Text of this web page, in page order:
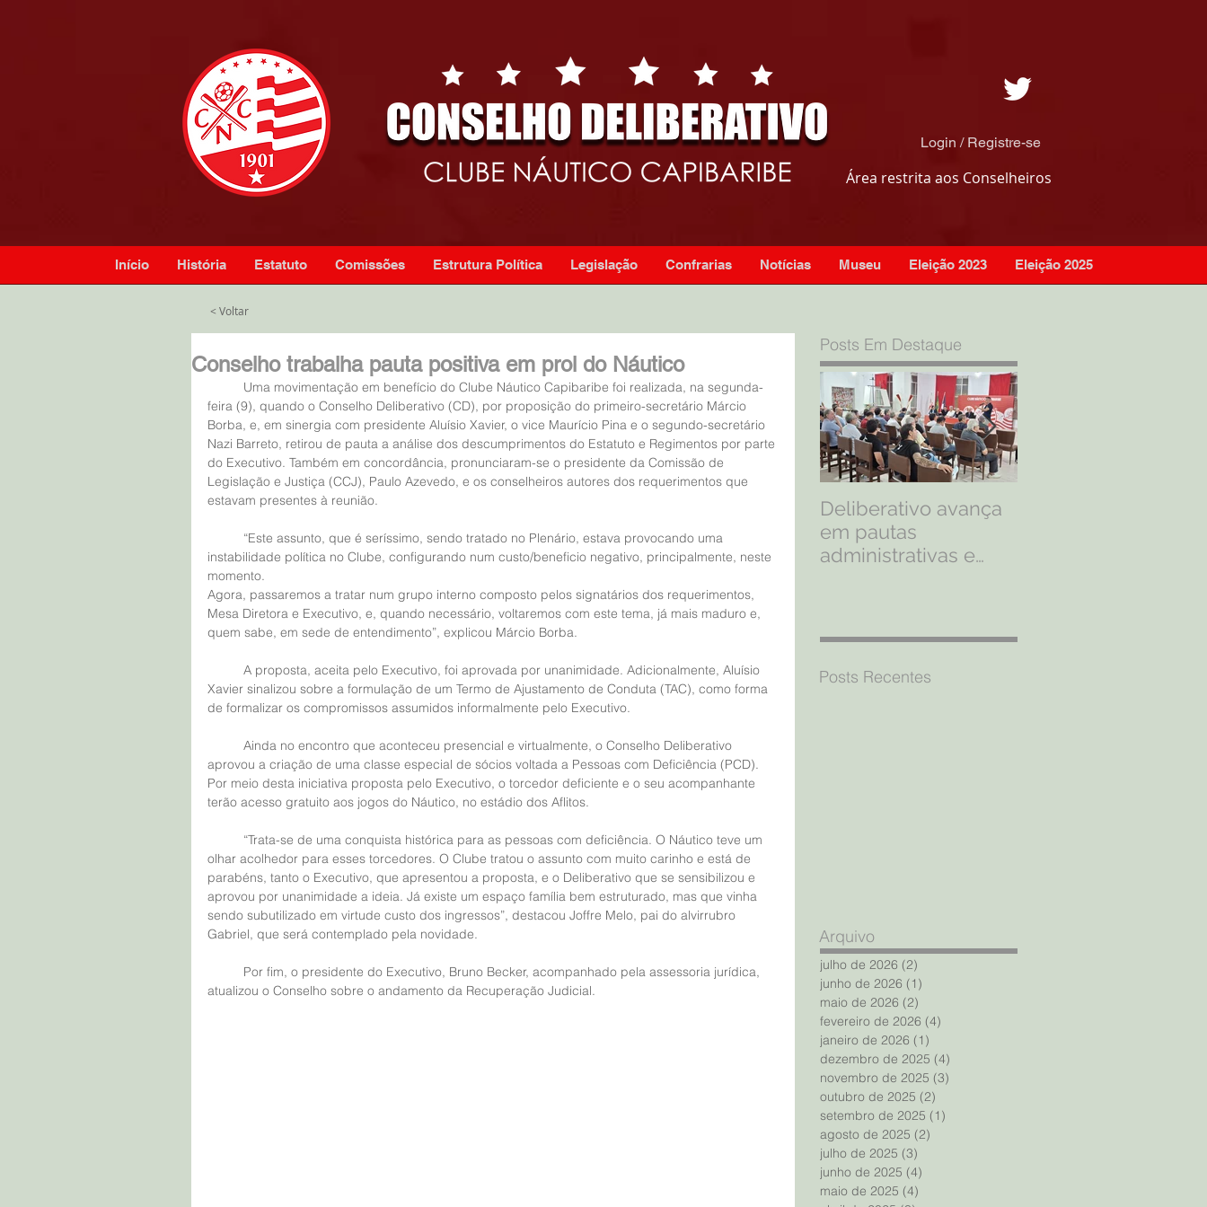
Login / Registre-se
Área restrita aos Conselheiros
Início História Estatuto Comissões Estrutura Política Legislação Confrarias Notícias Museu Eleição 2023 Eleição 2025
< Voltar
Posts Em Destaque
Deliberativo avança
em pautas
administrativas e
olímpicos
Posts Recentes
Arquivo
julho de 2026 (2)
junho de 2026 (1)
maio de 2026 (2)
fevereiro de 2026 (4)
janeiro de 2026 (1)
dezembro de 2025 (4)
novembro de 2025 (3)
outubro de 2025 (2)
setembro de 2025 (1)
agosto de 2025 (2)
julho de 2025 (3)
junho de 2025 (4)
maio de 2025 (4)
Conselho trabalha pauta positiva em prol do Náutico
feira (9), quando o Conselho Deliberativo (CD), por proposição do primeiro-secretário Márcio
Borba, e, em sinergia com presidente Aluísio Xavier, o vice Maurício Pina e o segundo-secretário
Nazi Barreto, retirou de pauta a análise dos descumprimentos do Estatuto e Regimentos por parte
do Executivo. Também em concordância, pronunciaram-se o presidente da Comissão de
Legislação e Justiça (CCJ), Paulo Azevedo, e os conselheiros autores dos requerimentos que
estavam presentes à reunião.
instabilidade política no Clube, configurando num custo/beneficio negativo, principalmente, neste
momento.
Agora, passaremos a tratar num grupo interno composto pelos signatários dos requerimentos,
Mesa Diretora e Executivo, e, quando necessário, voltaremos com este tema, já mais maduro e,
quem sabe, em sede de entendimento”, explicou Márcio Borba.
Xavier sinalizou sobre a formulação de um Termo de Ajustamento de Conduta (TAC), como forma
de formalizar os compromissos assumidos informalmente pelo Executivo.
aprovou a criação de uma classe especial de sócios voltada a Pessoas com Deficiência (PCD).
Por meio desta iniciativa proposta pelo Executivo, o torcedor deficiente e o seu acompanhante
terão acesso gratuito aos jogos do Náutico, no estádio dos Aflitos.
olhar acolhedor para esses torcedores. O Clube tratou o assunto com muito carinho e está de
parabéns, tanto o Executivo, que apresentou a proposta, e o Deliberativo que se sensibilizou e
aprovou por unanimidade a ideia. Já existe um espaço família bem estruturado, mas que vinha
sendo subutilizado em virtude custo dos ingressos”, destacou Joffre Melo, pai do alvirrubro
Gabriel, que será contemplado pela novidade.
atualizou o Conselho sobre o andamento da Recuperação Judicial.